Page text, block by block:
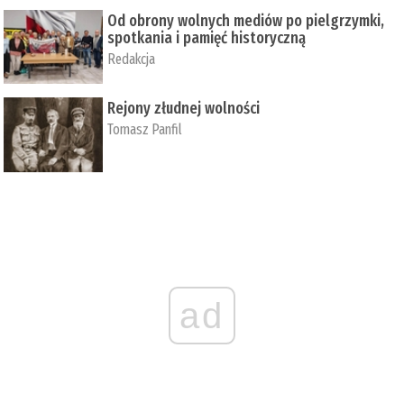
Od obrony wolnych mediów po pielgrzymki,
spotkania i pamięć historyczną
Redakcja
Rejony złudnej wolności
Tomasz Panfil
ad